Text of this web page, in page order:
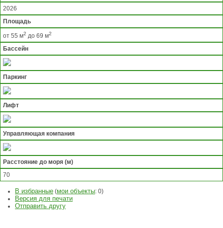
2026
Площадь
от 55 м2 до 69 м2
Бассейн
Паркинг
Лифт
Управляющая компания
Расстояние до моря (м)
70
В избранные (мои объекты: 0)
Версия для печати
Отправить другу